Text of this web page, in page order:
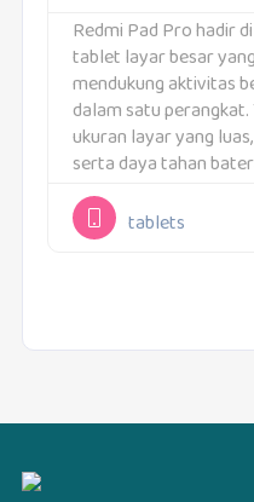
Redmi Pad Pro hadir
tablet layar besar
mendukung aktivitas
dalam satu
ukuran layar yang
serta daya tahan
membuat Redmi Pad
sebagai perangkat
tablets